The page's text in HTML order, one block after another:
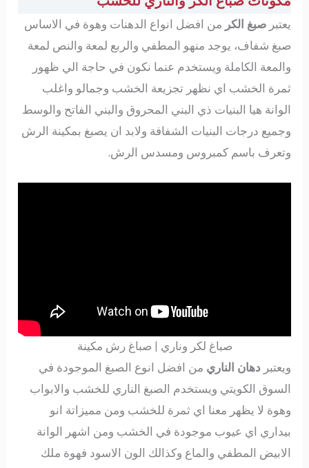
يعتبرصبغ الكر من افضل انواع الدهنات وهوة في الاساس
صبغ شفاف، يوجد منهو المطفي والربع لمعة والنص لمعة
والمعة الكاملة ويستخدم عنما نكون في حاجة الي ظهور
ثمرة الخشب اي نظهر تجزيعة الخشب وجمالو واغلب
الوانة هيا البنيات ذي البني المحروق والبني الفاتح والوسط
وجميع درجات البنيات الشفافة ولابد ان يصبغ بمكينة الرش
وتعرف باسم كمبروس ومسدس الرش.
صباغ لكر وناري | صباغ رش مكينة
ويعتبردهان الناري من افضل انوع الصبغ الموجودة في
السوق الكويتي ويستخدم الصبغ الناري للخشب والابواب
وهوة لا يظهر معنا اي ثمرة للخشب ومن مميزاتة انو
بيداري اي عيوب موجودة في الخشب ومن اشهر الوانة
الابيض المطفي والماع وكذالك الون الاسود فهوة ملك